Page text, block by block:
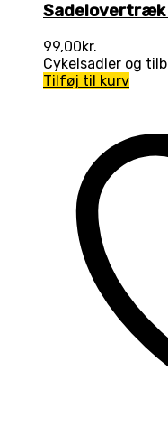
Sadelovertræk
99,00kr.
Cykelsadler og
Tilføj til kurv